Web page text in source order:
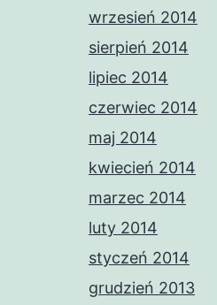
wrzesień 2014
sierpień 2014
lipiec 2014
czerwiec 2014
maj 2014
kwiecień 2014
marzec 2014
luty 2014
styczeń 2014
grudzień 2013